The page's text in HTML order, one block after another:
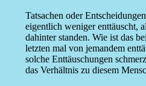
Tatsachen oder
eigentlich weniger enttäuscht,
dahinter standen. Wie ist das
letzten mal von jemandem
solche Enttäuschungen
das Verhältnis zu diesem